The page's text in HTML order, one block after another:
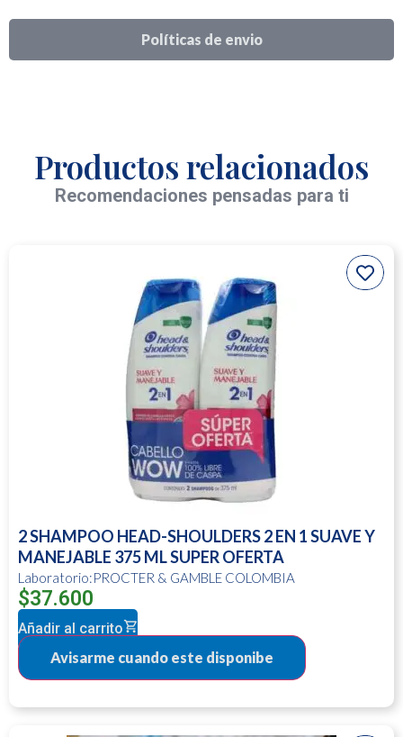
Políticas de envio
Productos relacionados
Recomendaciones pensadas para ti
2 SHAMPOO HEAD-SHOULDERS 2 EN 1 SUAVE Y
MANEJABLE 375 ML SUPER OFERTA
Laboratorio:PROCTER & GAMBLE COLOMBIA
$37.600
Añadir al carrito